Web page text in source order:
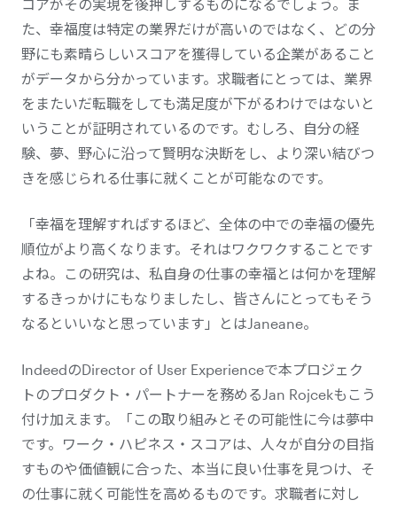
コアがその実現を後押しするものになるでしょう。ま
た、幸福度は特定の業界だけが高いのではなく、どの分
野にも素晴らしいスコアを獲得している企業があること
がデータから分かっています。求職者にとっては、業界
をまたいだ転職をしても満足度が下がるわけではないと
いうことが証明されているのです。むしろ、自分の経
験、夢、野心に沿って賢明な決断をし、より深い結びつ
きを感じられる仕事に就くことが可能なのです。
「幸福を理解すればするほど、全体の中での幸福の優先
順位がより高くなります。それはワクワクすることです
よね。この研究は、私自身の仕事の幸福とは何かを理解
するきっかけにもなりましたし、皆さんにとってもそう
なるといいなと思っています」とはJaneane。
IndeedのDirector of User Experienceで本プロジェク
トのプロダクト・パートナーを務めるJan Rojcekもこう
付け加えます。「この取り組みとその可能性に今は夢中
です。ワーク・ハピネス・スコアは、人々が自分の目指
すものや価値観に合った、本当に良い仕事を見つけ、そ
の仕事に就く可能性を高めるものです。求職者に対し